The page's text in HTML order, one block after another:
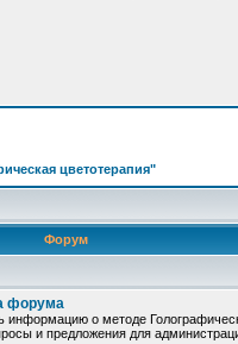
цветотерапия"
Форум
форума
информацию о методе
и предложения для